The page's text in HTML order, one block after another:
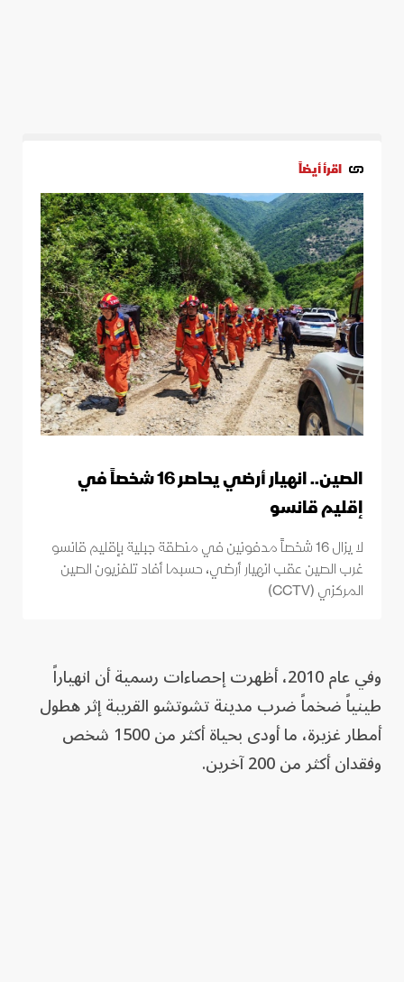
اقرأ أيضاً
الصين.. انهيار أرضي يحاصر 16 شخصاً في
إقليم قانسو
لا يزال 16 شخصاً مدفونين في منطقة جبلية بإقليم قانسو
غرب الصين عقب انهيار أرضي، حسبما أفاد تلفزيون الصين
المركزي (CCTV)
وفي عام 2010، أظهرت ⁠إحصاءات رسمية أن انهياراً
طينياً ضخماً ضرب مدينة تشوتشو القريبة إثر هطول
أمطار غزيرة، ما أودى بحياة أكثر من 1500 شخص
وفقدان ‌أكثر من 200 آخرين.